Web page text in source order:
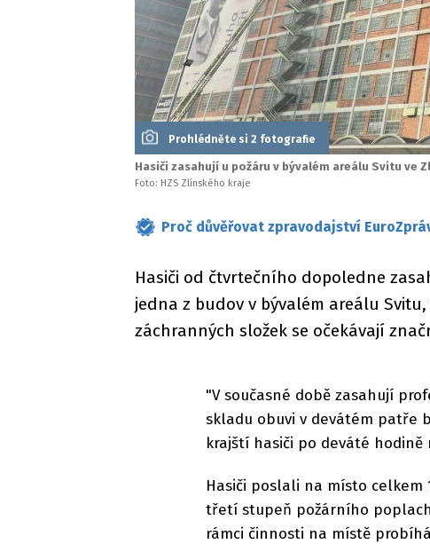
Prohlédněte si 2 fotografie
Hasiči zasahují u požáru v bývalém areálu Svitu ve
Foto: HZS Zlínského kraje
Proč důvěřovat zpravodajství
Hasiči od čtvrtečního dopoledne
jedna z budov v bývalém areálu
záchranných složek se očekávají
"V současné době zasahují
skladu obuvi v devátém patře
krajští hasiči po deváté hodině
Hasiči poslali na místo celkem
třetí stupeň požárního
rámci činnosti na místě